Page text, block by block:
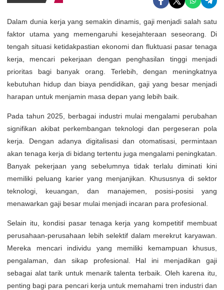
Dalam dunia kerja yang semakin dinamis, gaji menjadi salah satu
faktor utama yang memengaruhi kesejahteraan seseorang. Di
tengah situasi ketidakpastian ekonomi dan fluktuasi pasar tenaga
kerja, mencari pekerjaan dengan penghasilan tinggi menjadi
prioritas bagi banyak orang. Terlebih, dengan meningkatnya
kebutuhan hidup dan biaya pendidikan, gaji yang besar menjadi
harapan untuk menjamin masa depan yang lebih baik.
Pada tahun 2025, berbagai industri mulai mengalami perubahan
signifikan akibat perkembangan teknologi dan pergeseran pola
kerja. Dengan adanya digitalisasi dan otomatisasi, permintaan
akan tenaga kerja di bidang tertentu juga mengalami peningkatan.
Banyak pekerjaan yang sebelumnya tidak terlalu diminati kini
memiliki peluang karier yang menjanjikan. Khususnya di sektor
teknologi, keuangan, dan manajemen, posisi-posisi yang
menawarkan gaji besar mulai menjadi incaran para profesional.
Selain itu, kondisi pasar tenaga kerja yang kompetitif membuat
perusahaan-perusahaan lebih selektif dalam merekrut karyawan.
Mereka mencari individu yang memiliki kemampuan khusus,
pengalaman, dan sikap profesional. Hal ini menjadikan gaji
sebagai alat tarik untuk menarik talenta terbaik. Oleh karena itu,
penting bagi para pencari kerja untuk memahami tren industri dan